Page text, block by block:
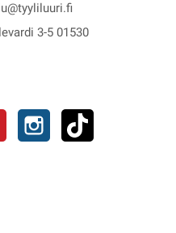
3-5 01530
Pinterest Instagram